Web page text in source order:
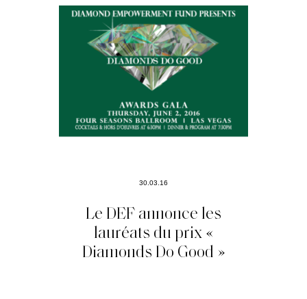
30.03.16
Le DEF annonce les
lauréats du prix «
Diamonds Do Good »